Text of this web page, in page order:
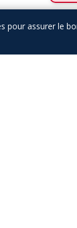
pour assurer le